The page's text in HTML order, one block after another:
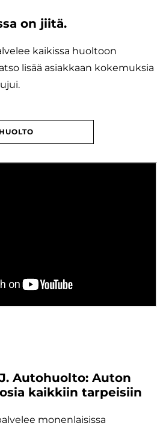
on jiitä.
kaikissa huoltoon
lisää asiakkaan kokemuksia
Autohuolto: Auton
kaikkiin tarpeisiin
monenlaisissa